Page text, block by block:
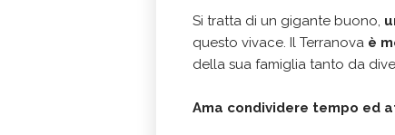
Si tratta di un gigante buono,
questo vivace. Il Terranova è
della sua famiglia tanto da
Ama condividere tempo ed